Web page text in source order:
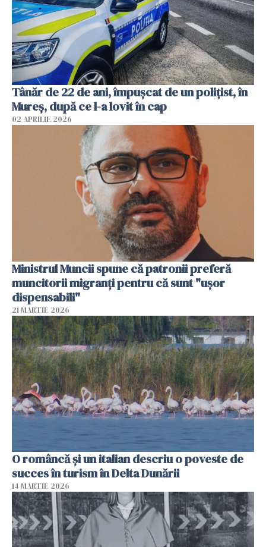
Tânăr de 22 de ani, împușcat de un polițist, în
Mureș, după ce l-a lovit în cap
02 APRILIE 2026
Ministrul Muncii spune că patronii preferă
muncitorii migranți pentru că sunt "uşor
dispensabili"
21 MARTIE 2026
O româncă și un italian descriu o poveste de
succes în turism în Delta Dunării
14 MARTIE 2026